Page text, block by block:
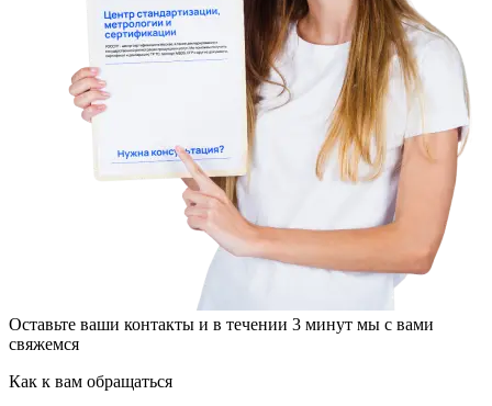
Оставьте ваши контакты и в течении 3 минут мы с вами
свяжемся
Как к вам обращаться